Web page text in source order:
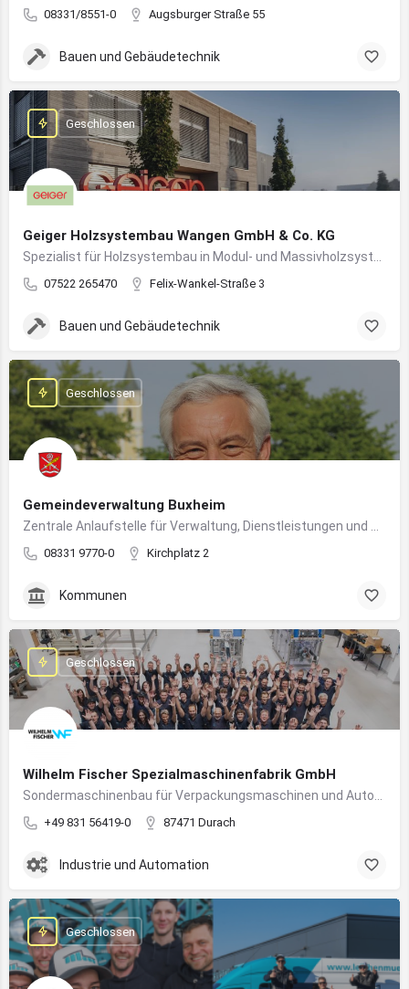
08331/8551-0 Augsburger Straße 55
Bauen und Gebäudetechnik
Geiger Holzsystembau Wangen GmbH & Co. KG
07522 265470 Felix-Wankel-Straße 3
Geschlossen
Bauen und Gebäudetechnik
Gemeindeverwaltung Buxheim
08331 9770-0 Kirchplatz 2
Geschlossen
Kommunen
Wilhelm Fischer Spezialmaschinenfabrik GmbH
+49 831 56419-0 87471 Durach
Geschlossen
Industrie und Automation
Geschlossen